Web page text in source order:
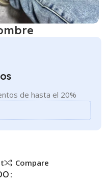
de hasta el 20%
Compare